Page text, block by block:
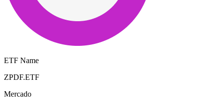
ETF Name
ZPDF.ETF
Mercado